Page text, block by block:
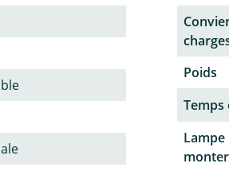
Poids
Temps
Lampe
monter